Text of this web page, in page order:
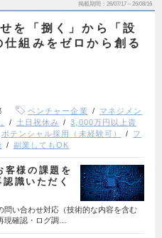
掲載期間 26/07/17～26/08/16
を「捌く」から「設
組みをゼロから創る
ベンチャー企業
マネジメン
土日祝休み
3,000万円以上資
ポテンシャル採用（未経験可）
フ
副業してもOK
客様の課題を
識いただく
問い合わせ対応（技術的な内容を含む
現確認・ログ調…